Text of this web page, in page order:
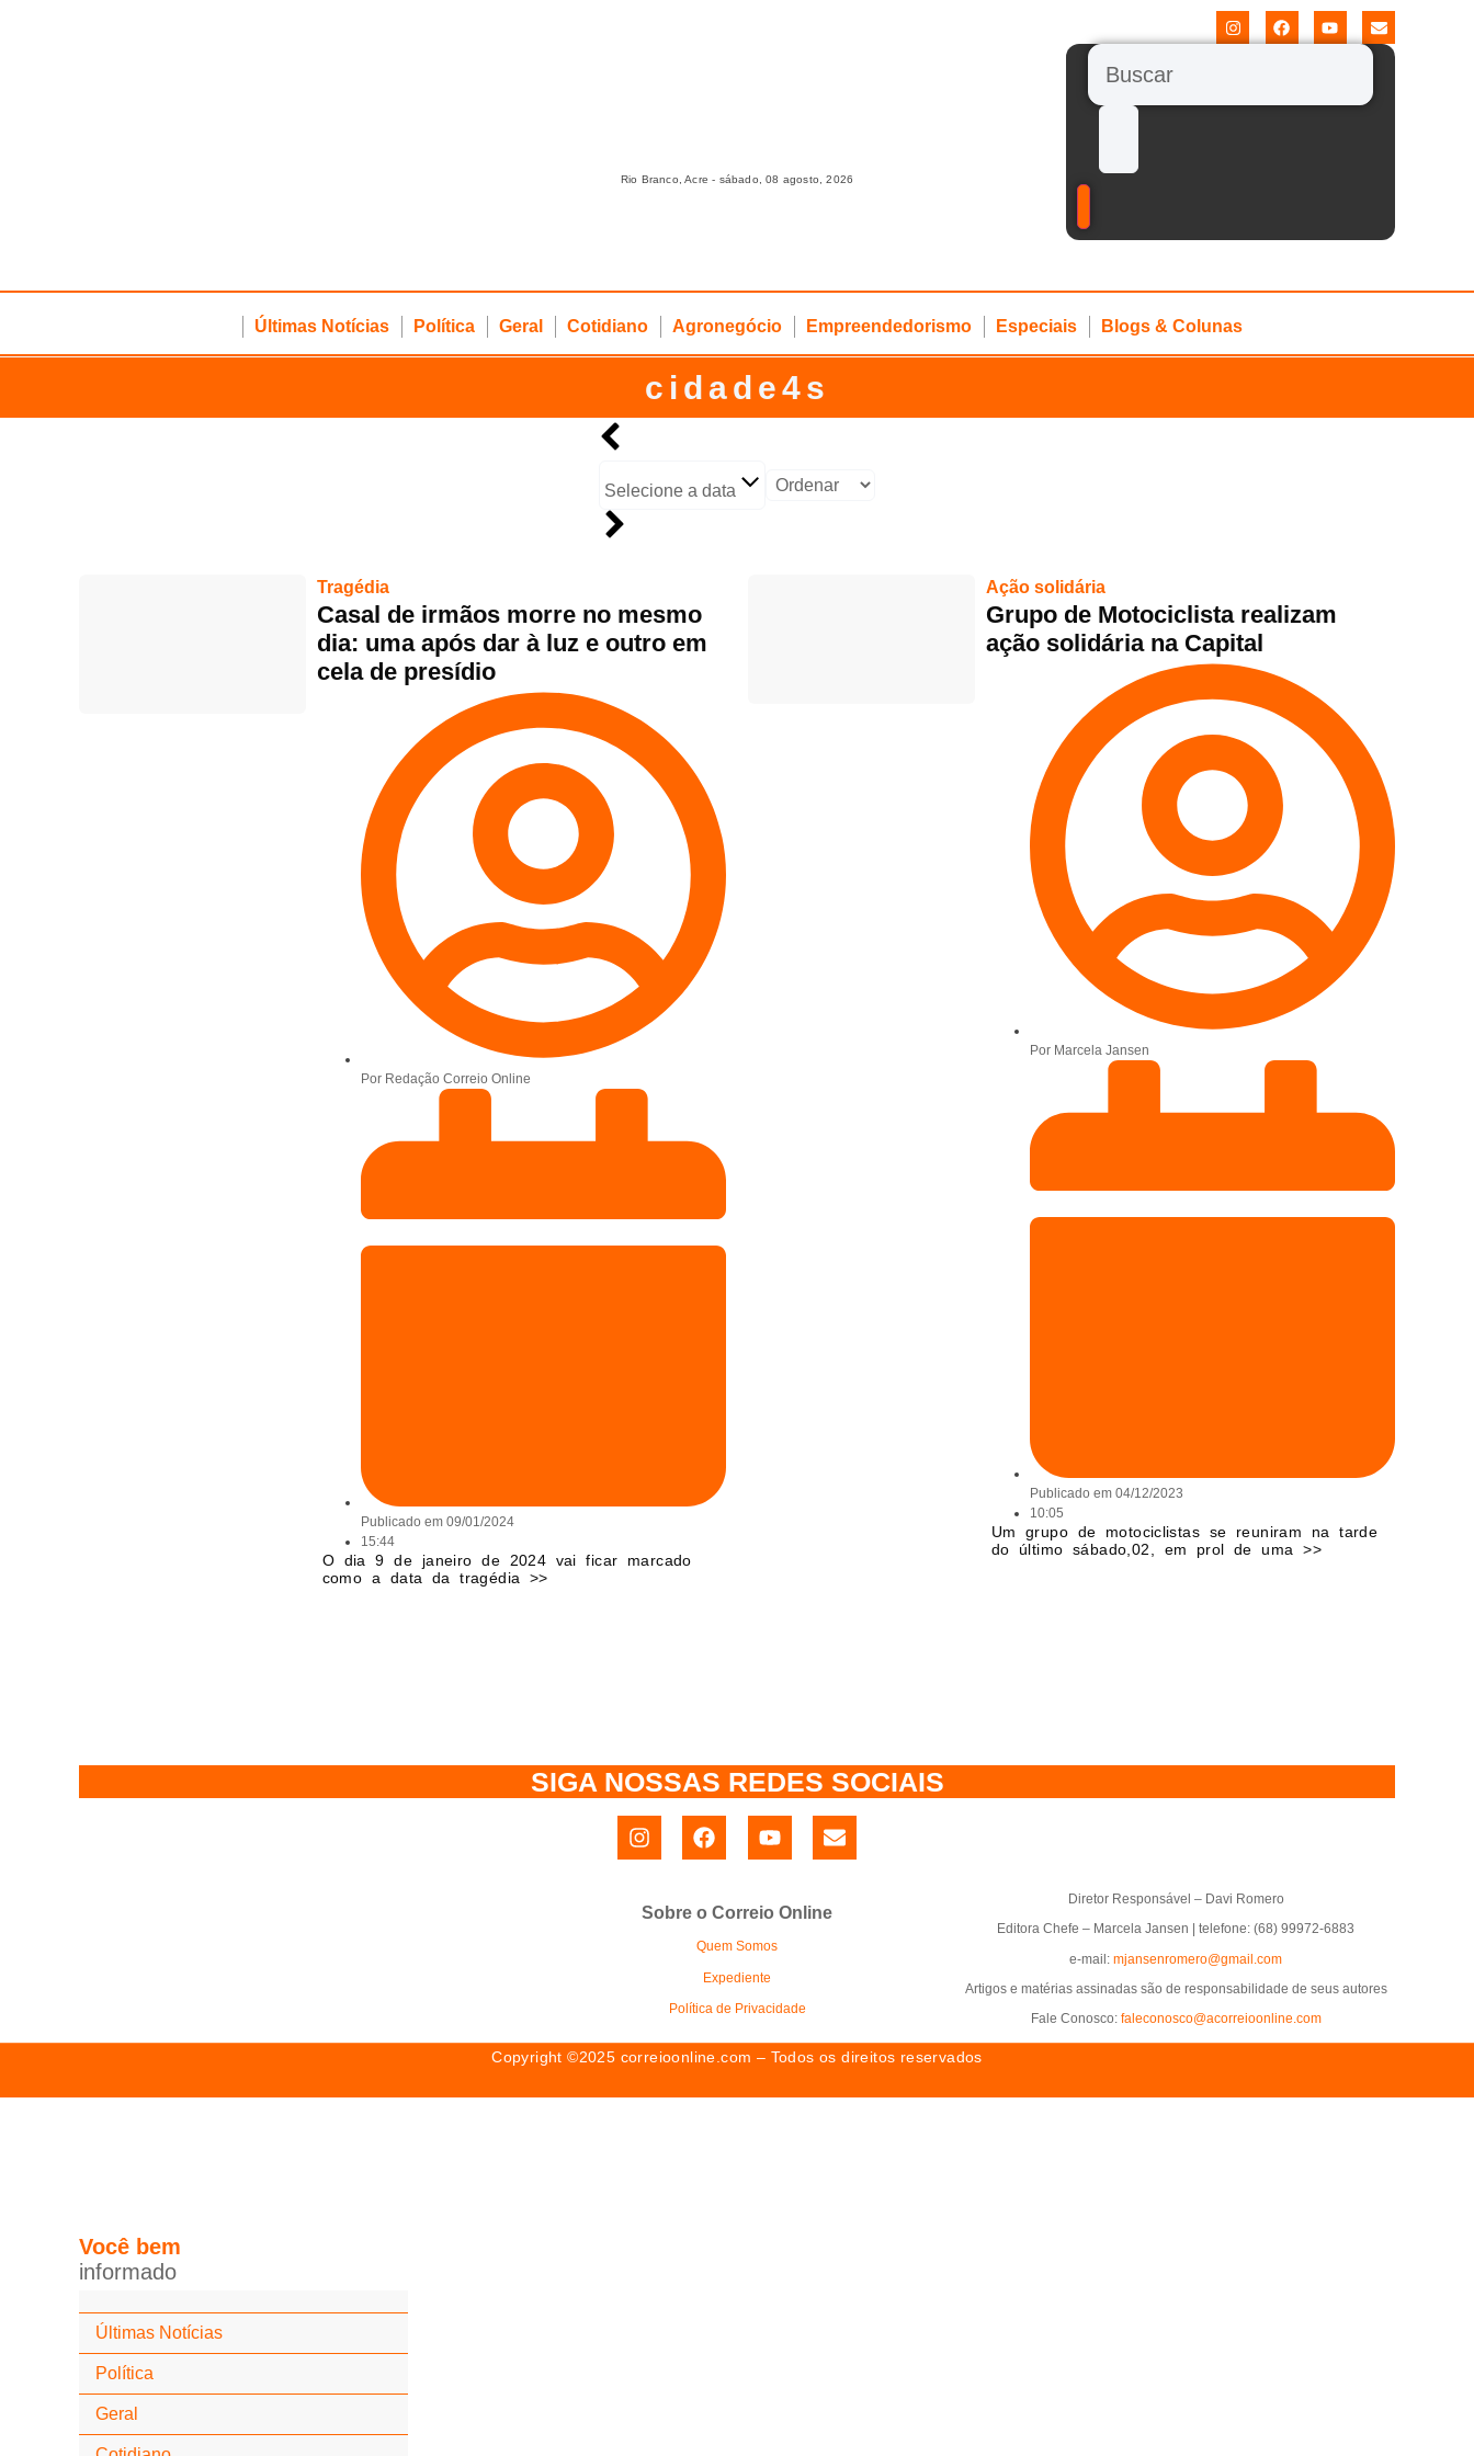
Rio Branco, Acre - sábado, 08 agosto, 2026
Últimas Notícias Política Geral Cotidiano Agronegócio Empreendedorismo Especiais Blogs & Colunas
cidade4s
Selecione a data
Tragédia
Casal de irmãos morre no mesmo
dia: uma após dar à luz e outro em
cela de presídio
Por Redação Correio Online
Publicado em 09/01/2024
15:44
O dia 9 de janeiro de 2024 vai ficar marcado
como a data da tragédia >>
Ação solidária
Grupo de Motociclista realizam
ação solidária na Capital
Por Marcela Jansen
Publicado em 04/12/2023
10:05
Um grupo de motociclistas se reuniram na tarde
do último sábado,02, em prol de uma >>
SIGA NOSSAS REDES SOCIAIS
Sobre o Correio Online
Quem Somos
Expediente
Política de Privacidade
Diretor Responsável – Davi Romero
Editora Chefe – Marcela Jansen | telefone: (68) 99972-6883
e-mail: mjansenromero@gmail.com
Artigos e matérias assinadas são de responsabilidade de seus autores
Fale Conosco: faleconosco@acorreioonline.com
Copyright ©2025 correioonline.com – Todos os direitos reservados
Você bem
informado
Últimas Notícias
Política
Geral